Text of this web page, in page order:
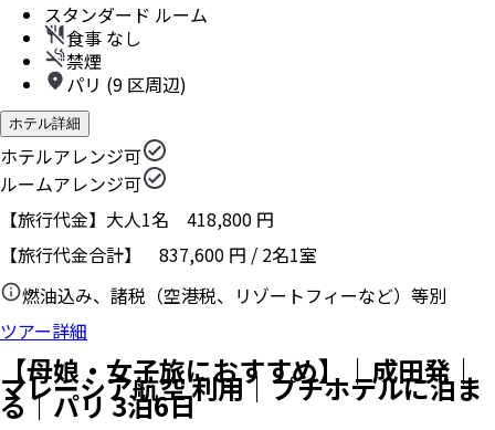
スタンダード ルーム
食事 なし
禁煙
パリ (9 区周辺)
ホテル詳細
ホテルアレンジ可
ルームアレンジ可
【旅行代金】大人1名 418,800 円
【旅行代金合計】 837,600 円 / 2名1室
燃油込み、諸税（空港税、リゾートフィーなど）等別
ツアー詳細
【母娘・女子旅におすすめ】｜成田発｜
マレーシア航空 利用｜プチホテルに泊ま
る｜パリ 3泊6日